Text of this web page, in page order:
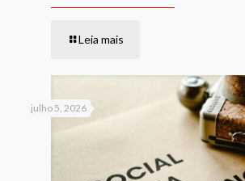
Leia mais
julho 5, 2026